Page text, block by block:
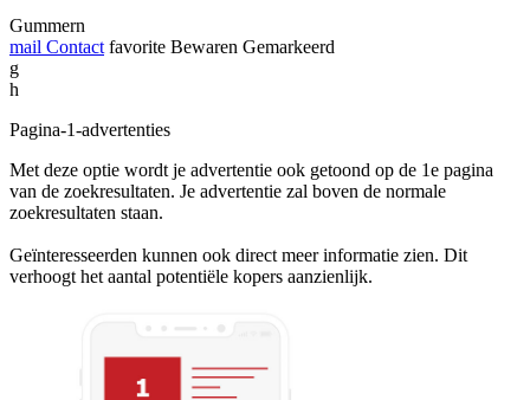
Gummern
mail Contact favorite Bewaren Gemarkeerd
g
h
Pagina-1-advertenties
Met deze optie wordt je advertentie ook getoond op de 1e pagina
van de zoekresultaten. Je advertentie zal boven de normale
zoekresultaten staan.
Geïnteresseerden kunnen ook direct meer informatie zien. Dit
verhoogt het aantal potentiële kopers aanzienlijk.